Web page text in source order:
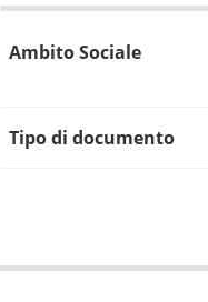
Ambito Sociale
Tipo di documento